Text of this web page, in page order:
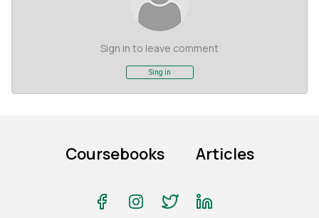
Sign in to leave comment
Sing in
Coursebooks Articles